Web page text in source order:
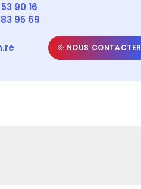
90 16
95 69
NOUS CONTACTER